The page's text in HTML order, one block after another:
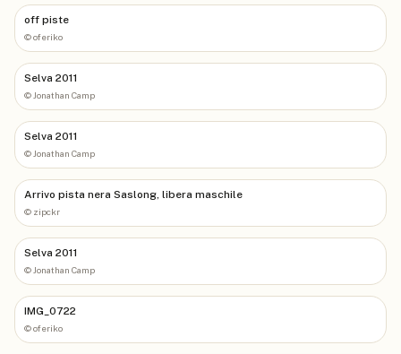
off piste
©oferiko
Selva 2011
© Jonathan Camp
Selva 2011
© Jonathan Camp
Arrivo pista nera Saslong, libera maschile
© zipckr
Selva 2011
© Jonathan Camp
IMG_0722
©oferiko